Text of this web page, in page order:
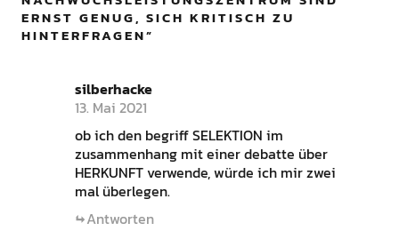
ERNST GENUG, SICH KRITISCH ZU
HINTERFRAGEN”
silberhacke
13. Mai 2021
ob ich den begriff SELEKTION im
zusammenhang mit einer debatte über
HERKUNFT verwende, würde ich mir zwei
mal überlegen.
Antworten